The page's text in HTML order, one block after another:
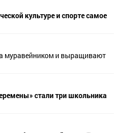
культуре и спорте самое
муравейником и выращивают
стали три школьника